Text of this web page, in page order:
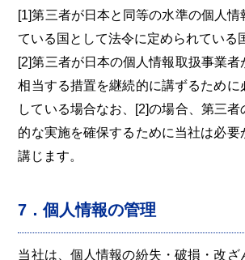
[1]第三者が日本と同等の水準の個人情
ている国として法令に定められている
[2]第三者が日本の個人情報取扱事業者
相当する措置を継続的に講ずるために
している場合なお、[2]の場合、第三
的な実施を確保するために当社は必要
講じます。
7．個人情報の管理
当社は、個人情報の紛失・破損・改ざ